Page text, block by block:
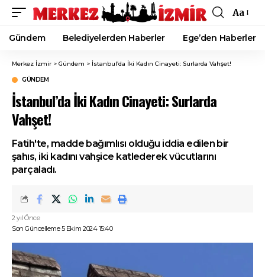
Font
Resizer
Aa
Gündem Belediyelerden Haberler Ege’den Haberler
Merkez İzmir > Gündem > İstanbul’da İki Kadın Cinayeti: Surlarda Vahşet!
GÜNDEM
İstanbul’da İki Kadın Cinayeti: Surlarda
Vahşet!
Fatih'te, madde bağımlısı olduğu iddia edilen bir
şahıs, iki kadını vahşice katlederek vücutlarını
parçaladı.
Son Güncelleme 5 Ekim 2024 15:40
2 yıl Önce